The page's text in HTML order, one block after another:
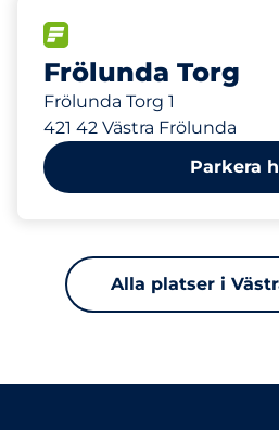
Frölunda Torg
Frölunda Torg 1
421 42 Västra Frölunda
745 m
Parkera
Alla platser i